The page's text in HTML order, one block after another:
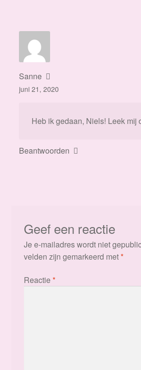
Sanne
juni 21, 2020
Heb ik gedaan, Niels! Leek mij
Beantwoorden
Geef een reactie
Je e-mailadres wordt niet
velden zijn gemarkeerd met*
Reactie*